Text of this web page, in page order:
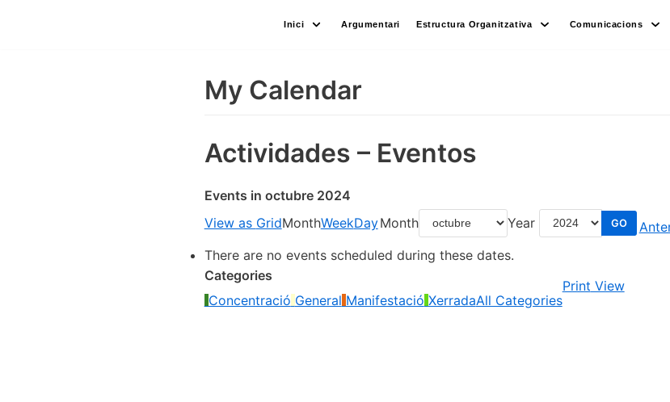
Inici Argumentari Estructura Organitzativa Comunicacions
My Calendar
Actividades – Eventos
Events in octubre 2024
View as GridMonthWeekDayMonth Year
There are no events scheduled during these dates.
Categories
Concentració General Manifestació XerradaAll Categories
Print View